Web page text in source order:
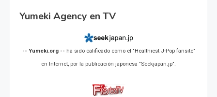
Yumeki Agency en TV
-- Yumeki.org -- ha sido calificado como el "Healthiest J-Pop fansite"
en Internet, por la publicación japonesa "Seekjapan.jp".